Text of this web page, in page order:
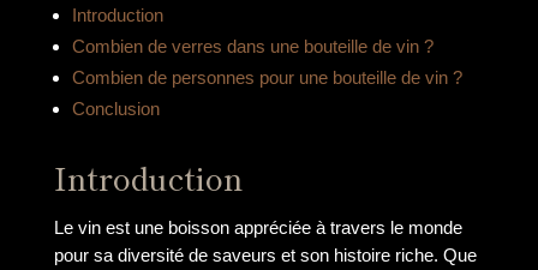
Introduction
Combien de verres dans une bouteille de vin ?
Combien de personnes pour une bouteille de vin ?
Conclusion
Introduction
Le vin est une boisson appréciée à travers le monde
pour sa diversité de saveurs et son histoire riche. Que